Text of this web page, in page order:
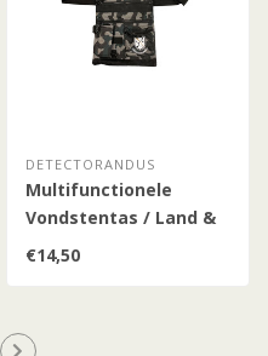
DETECTORANDUS
Multifunctionele
Vondstentas / Land &
Water / Camo
€14,50